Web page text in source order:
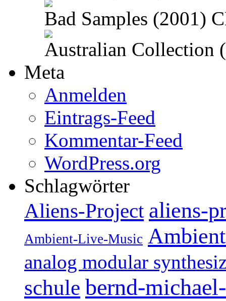
Bad Samples (2001)
Australian Collection
Meta
Anmelden
Eintrags-Feed
Kommentar-Feed
WordPress.org
Schlagwörter
Aliens-Project aliens-
Ambient-Live-Music
analog modular
schule bernd-